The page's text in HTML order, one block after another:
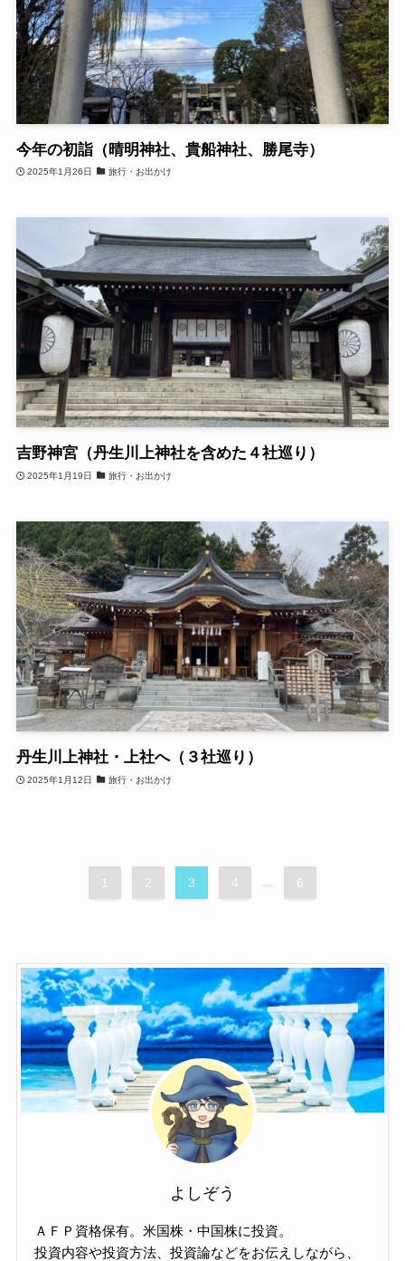
今年の初詣（晴明神社、貴船神社、勝尾寺）
2025年1月26日 旅行・お出かけ
吉野神宮（丹生川上神社を含めた４社巡り）
2025年1月19日 旅行・お出かけ
丹生川上神社・上社へ（３社巡り）
2025年1月12日 旅行・お出かけ
1 2 3 4 ... 6
よしぞう
ＡＦＰ資格保有。米国株・中国株に投資。
投資内容や投資方法、投資論などをお伝えしながら、